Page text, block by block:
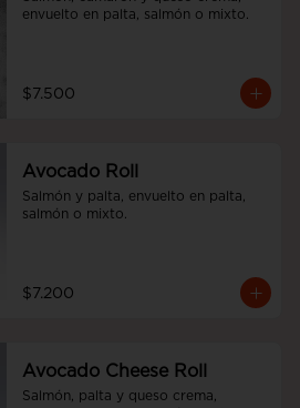
envuelto en palta, salmón o mixto.
$7.500
Avocado Roll
Salmón y palta, envuelto en palta,
salmón o mixto.
$7.200
Avocado Cheese Roll
Salmón, palta y queso crema,